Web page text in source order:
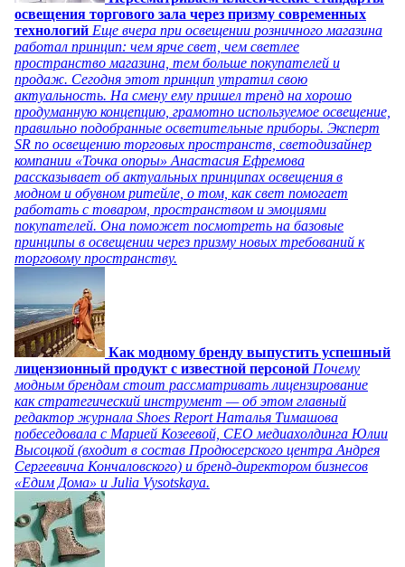
освещения торгового зала через призму современных
технологий Еще вчера при освещении розничного магазина
работал принцип: чем ярче свет, чем светлее
пространство магазина, тем больше покупателей и
продаж. Сегодня этот принцип утратил свою
актуальность. На смену ему пришел тренд на хорошо
продуманную концепцию, грамотно используемое освещение,
правильно подобранные осветительные приборы. Эксперт
SR по освещению торговых пространств, светодизайнер
компании «Точка опоры» Анастасия Ефремова
рассказывает об актуальных принципах освещения в
модном и обувном ритейле, о том, как свет помогает
работать с товаром, пространством и эмоциями
покупателей. Она поможет посмотреть на базовые
принципы в освещении через призму новых требований к
торговому пространству.
Как модному бренду выпустить успешный
лицензионный продукт с известной персоной Почему
модным брендам стоит рассматривать лицензирование
как стратегический инструмент — об этом главный
редактор журнала Shoes Report Наталья Тимашова
побеседовала с Марией Козеевой, СЕО медиахолдинга Юлии
Высоцкой (входит в состав Продюсерского центра Андрея
Сергеевича Кончаловского) и бренд-директором бизнесов
«Едим Дома» и Julia Vysotskaya.